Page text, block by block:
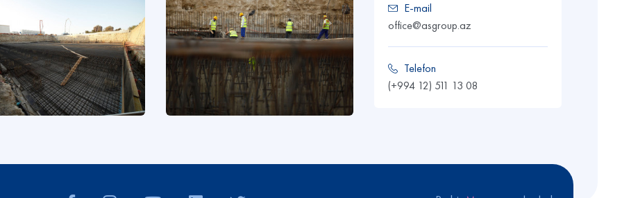
E-mail
office@asgroup.az
Telefon
(+994 12) 511 13 08